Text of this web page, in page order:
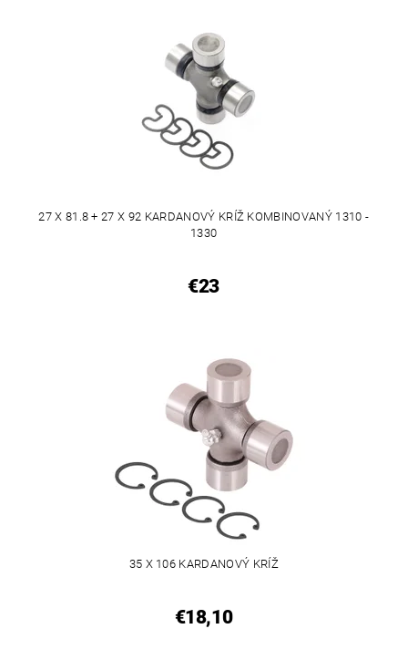
27 X 81.8 + 27 X 92 KARDANOVÝ KRÍŽ KOMBINOVANÝ 1310 -
1330
€23
35 X 106 KARDANOVÝ KRÍŽ
€18,10